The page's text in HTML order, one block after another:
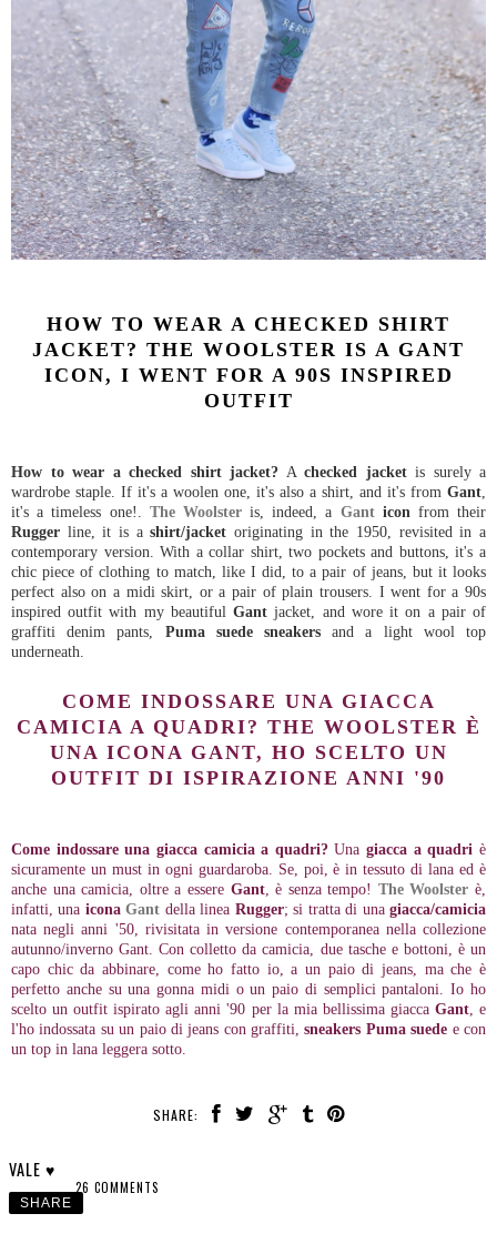
HOW TO WEAR A CHECKED SHIRT
JACKET? THE WOOLSTER IS A GANT
ICON, I WENT FOR A 90S INSPIRED
OUTFIT
How to wear a checked shirt jacket? A checked jacketis surely a
wardrobe staple. If it's a woolen one, it's also a shirt, and it's from Gant,
it's a timeless one!. The Woolsteris, indeed, a Ganticon from their
Rugger line, it is ashirt/jacketoriginating in the 1950, revisited in a
contemporary version. With a collar shirt, two pockets and buttons, it's a
chic piece of clothing to match, like I did, to a pair of jeans, but it looks
perfect also on a midi skirt, or a pair of plain trousers. I went for a 90s
inspired outfit with my beautifulGant jacket, and wore it on a pair of
graffiti denim pants, Puma suede sneakers and a light wool top
underneath.
COME INDOSSARE UNA GIACCA
CAMICIA A QUADRI? THE WOOLSTER È
UNA ICONA GANT, HO SCELTO UN
OUTFIT DI ISPIRAZIONE ANNI '90
Come indossare una giacca camicia a quadri?Unagiacca a quadriè
sicuramente un must in ogni guardaroba. Se, poi, è in tessuto di lana ed è
anche una camicia, oltre a essere Gant, è senza tempo! The Woolster è,
infatti, una iconaGant della linea Rugger; si tratta di unagiacca/camicia
nata negli anni '50, rivisitata in versione contemporanea nella collezione
autunno/inverno Gant. Con colletto da camicia, due tasche e bottoni, è un
capo chic da abbinare, come ho fatto io, a un paio di jeans, ma che è
perfetto anche su una gonna midi o un paio di semplici pantaloni. Io ho
scelto un outfit ispirato agli anni '90 per la mia bellissima giaccaGant, e
l'ho indossata su un paio di jeans con graffiti,sneakers Puma suede e con
un top in lana leggera sotto.
SHARE:
VALE ♥
26 COMMENTS
SHARE